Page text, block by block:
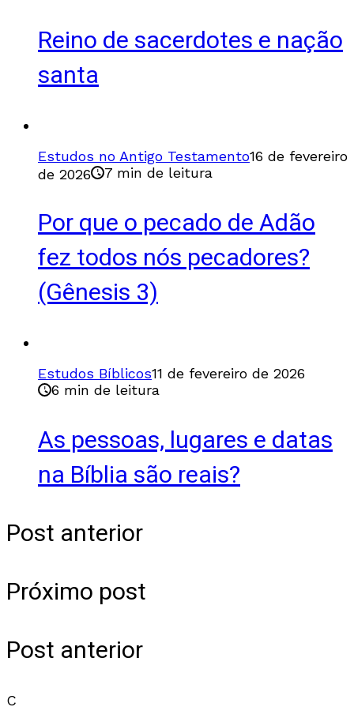
Reino de sacerdotes e nação
santa
Estudos no Antigo Testamento16 de fevereiro
de 2026
7 min de leitura
Por que o pecado de Adão
fez todos nós pecadores?
(Gênesis 3)
Estudos Bíblicos11 de fevereiro de 2026
6 min de leitura
As pessoas, lugares e datas
na Bíblia são reais?
Post anterior
Próximo post
Post anterior
C